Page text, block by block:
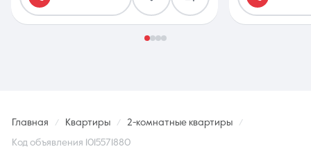
Главная Квартиры 2-комнатные квартиры
Код объявления 1015571880